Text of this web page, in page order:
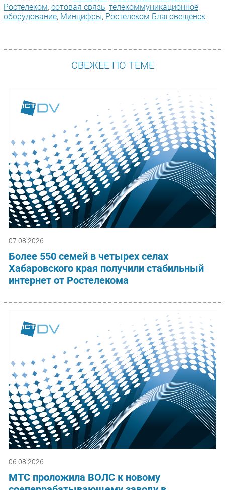
Ростелеком, сотовая связь, телекоммуникационное
оборудование, Минцифры, Ростелеком Благовещенск
СВЕЖЕЕ ПО ТЕМЕ
07.08.2026
Более 550 семей в четырех селах
Хабаровского края получили стабильный
интернет от Ростелекома
06.08.2026
МТС проложила ВОЛС к новому